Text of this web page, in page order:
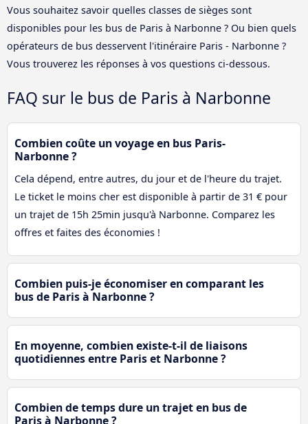
Vous souhaitez savoir quelles classes de sièges sont
disponibles pour les bus de Paris à Narbonne ? Ou bien quels
opérateurs de bus desservent l'itinéraire Paris - Narbonne ?
Vous trouverez les réponses à vos questions ci-dessous.
FAQ sur le bus de Paris à Narbonne
Combien coûte un voyage en bus Paris-
Narbonne ?
Cela dépend, entre autres, du jour et de l'heure du trajet.
Le ticket le moins cher est disponible à partir de 31 € pour
un trajet de 15h 25min jusqu'à Narbonne. Comparez les
offres et faites des économies !
Combien puis-je économiser en comparant les
bus de Paris à Narbonne ?
En moyenne, combien existe-t-il de liaisons
quotidiennes entre Paris et Narbonne ?
Combien de temps dure un trajet en bus de
Paris à Narbonne ?